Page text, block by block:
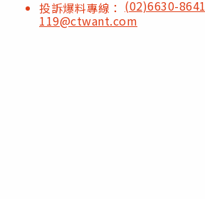
投訴爆料專線： (02)6630-8641
119@ctwant.com